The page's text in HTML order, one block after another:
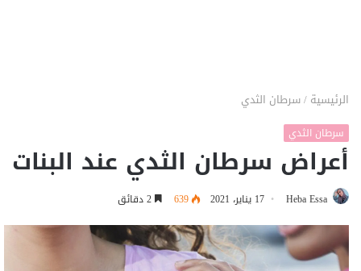
الرئيسية /سرطان الثدي
سرطان الثدي
أعراض سرطان الثدي عند البنات
Heba Essa 17 يناير، 2021 639